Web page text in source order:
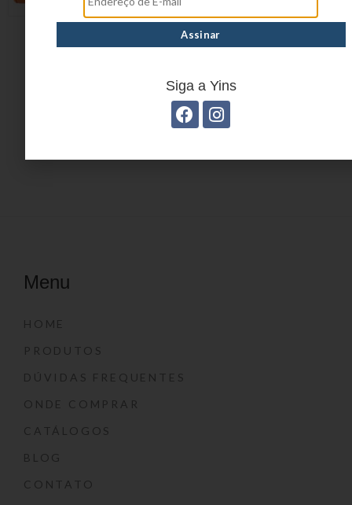
CALCITA YS39059
3 →
Menu
HOME
PRODUTOS
DÚVIDAS FREQUENTES
ONDE COMPRAR
CATÁLOGOS
BLOG
CONTATO
Siga a Yins